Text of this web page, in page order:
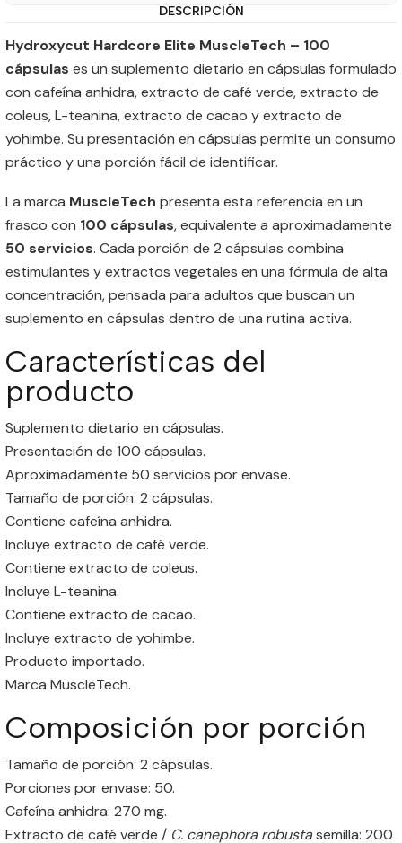
DESCRIPCIÓN
Hydroxycut Hardcore Elite MuscleTech – 100
cápsulas es un suplemento dietario en cápsulas formulado
con cafeína anhidra, extracto de café verde, extracto de
coleus, L-teanina, extracto de cacao y extracto de
yohimbe. Su presentación en cápsulas permite un consumo
práctico y una porción fácil de identificar.
La marca MuscleTech presenta esta referencia en un
frasco con 100 cápsulas, equivalente a aproximadamente
50 servicios. Cada porción de 2 cápsulas combina
estimulantes y extractos vegetales en una fórmula de alta
concentración, pensada para adultos que buscan un
suplemento en cápsulas dentro de una rutina activa.
Características del
producto
Suplemento dietario en cápsulas.
Presentación de 100 cápsulas.
Aproximadamente 50 servicios por envase.
Tamaño de porción: 2 cápsulas.
Contiene cafeína anhidra.
Incluye extracto de café verde.
Contiene extracto de coleus.
Incluye L-teanina.
Contiene extracto de cacao.
Incluye extracto de yohimbe.
Producto importado.
Marca MuscleTech.
Composición por porción
Tamaño de porción: 2 cápsulas.
Porciones por envase: 50.
Cafeína anhidra: 270 mg.
Extracto de café verde / C. canephora robustasemilla: 200